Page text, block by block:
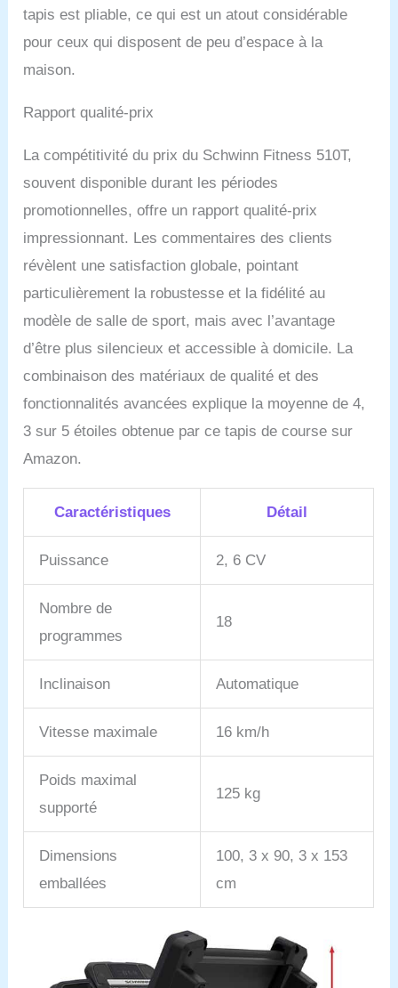
tapis est pliable, ce qui est un atout considérable
pour ceux qui disposent de peu d’espace à la
maison.
Rapport qualité-prix
La compétitivité du prix du Schwinn Fitness 510T,
souvent disponible durant les périodes
promotionnelles, offre un rapport qualité-prix
impressionnant. Les commentaires des clients
révèlent une satisfaction globale, pointant
particulièrement la robustesse et la fidélité au
modèle de salle de sport, mais avec l’avantage
d’être plus silencieux et accessible à domicile. La
combinaison des matériaux de qualité et des
fonctionnalités avancées explique la moyenne de 4,
3 sur 5 étoiles obtenue par ce tapis de course sur
Amazon.
Caractéristiques Détail
Puissance 2, 6 CV
Nombre de
programmes
18
Inclinaison Automatique
Vitesse maximale 16 km/h
Poids maximal
supporté
125 kg
Dimensions
emballées
100, 3 x 90, 3 x 153
cm